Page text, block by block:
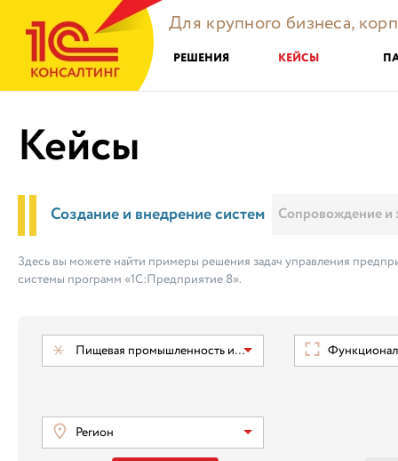
Для крупного бизнеса,
РЕШЕНИЯ КЕЙСЫ
Кейсы
Создание и внедрение систем Сопровождение и
Здесь вы можете найти примеры решения задач управления
системы программ «1С:Предприятие 8».
Пищевая промышленность и ТНП
Регион